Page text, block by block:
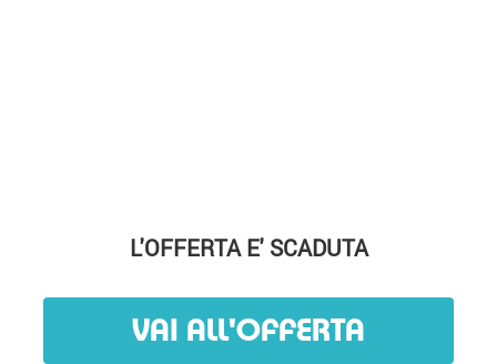
L'OFFERTA E' SCADUTA
VAI ALL'OFFERTA